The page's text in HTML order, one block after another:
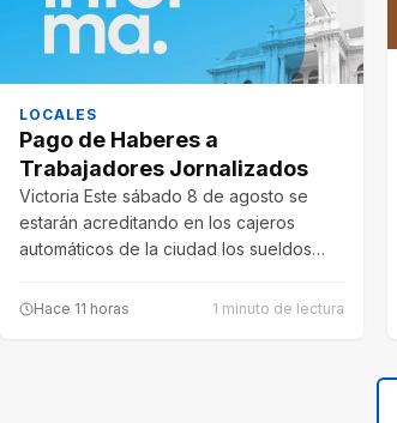
LOCALES
Pago de Haberes a
Trabajadores Jornalizados
Victoria Este sábado 8 de agosto se
estarán acreditando en los cajeros
automáticos de la ciudad los sueldos…
Hace 11 horas 1 minuto de lectura